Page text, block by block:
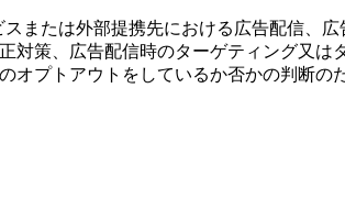
スまたは外部提携先における広告配信、広
対策、広告配信時のターゲティング又は
オプトアウトをしているか否かの判断の